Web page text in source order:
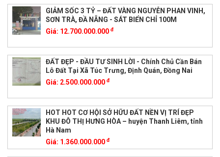
GIẢM SỐC 3 TỶ – ĐẤT VÀNG NGUYỄN PHAN VINH,
SƠN TRÀ, ĐẦ NẴNG - SÁT BIỂN CHỈ 100M
Giá: 12.700.000.000 đ
ĐẤT ĐẸP - ĐẦU TƯ SINH LỜI - Chính Chủ Cần Bán
Lô Đất Tại Xã Túc Trưng, Định Quán, Đồng Nai
Giá: 2.500.000.000 đ
HOT HOT CƠ HỘI SỞ HỮU ĐẤT NỀN VỊ TRÍ ĐẸP
KHU ĐÔ THỊ HƯNG HÒA – huyện Thanh Liêm, tỉnh
Hà Nam
Giá: 1.360.000.000 đ